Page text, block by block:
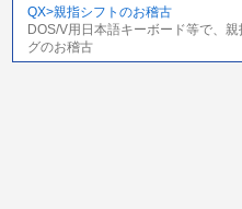
QX>親指シフトのお稽古
DOS/V用日本語キーボード等で、
グのお稽古